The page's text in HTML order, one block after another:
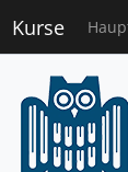
Kurse